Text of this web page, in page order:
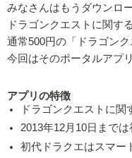
みなさんはもうダウンロ
ドラゴンクエストに関す
通常500円の「ドラゴン
今回はそのポータルアプ
アプリの特徴
ドラゴンクエストに関
2013年12月10日まで
初代ドラクエはスマー